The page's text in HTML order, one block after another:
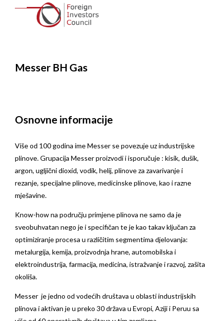
Messer BH Gas
Osnovne informacije
Više od 100 godina ime Messer se povezuje uz industrijske
plinove. Grupacija Messer proizvodi i isporučuje : kisik, dušik,
argon, ugljični dioxid, vodik, helij, plinove za zavarivanje i
rezanje, specijalne plinove, medicinske plinove, kao i razne
mješavine.
Know-how na području primjene plinova ne samo da je
sveobuhvatan nego je i specifičan te je kao takav ključan za
optimiziranje procesa u različitim segmentima djelovanja:
metalurgija, kemija, proizvodnja hrane, automobilska i
elektroindustrija, farmacija, medicina, istražvanje i razvoj, zašita
okoliša.
Messer je jedno od vodećih društava u oblasti industrijskih
plinova i aktivan je u preko 30 država u Evropi, Aziji i Peruu sa